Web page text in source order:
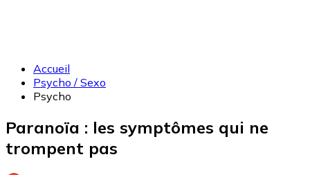
Accueil
Psycho / Sexo
Psycho
Paranoïa : les symptômes qui ne
trompent pas